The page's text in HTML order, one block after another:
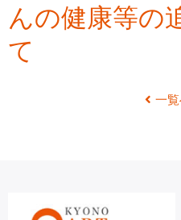
んの健康等の
て
一